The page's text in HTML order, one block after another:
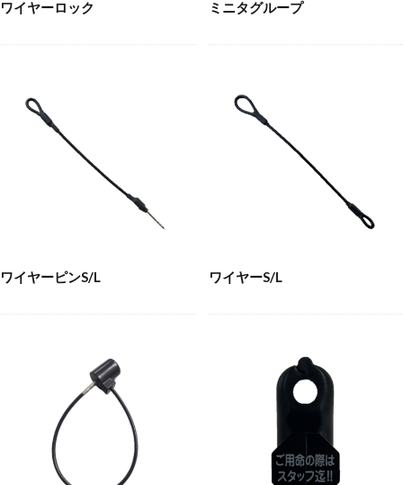
ワイヤーロック ミニタグループ
ワイヤーピンS/L ワイヤーS/L